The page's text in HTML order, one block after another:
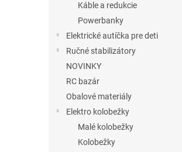
Káble a redukcie
Powerbanky
Elektrické autíčka pre deti
Ručné stabilizátory
NOVINKY
RC bazár
Obalové materiály
Elektro kolobežky
Malé kolobežky
Kolobežky